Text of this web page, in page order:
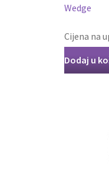
Wedge
Cijena na
Dodaj u